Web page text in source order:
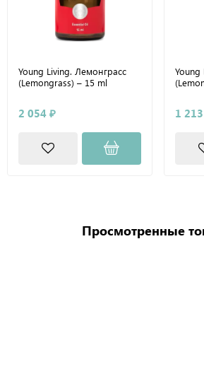
Young Living. Лемонграсс
(Lemongrass) – 15 ml
2 054 ₽
Young
1
Просмотренные